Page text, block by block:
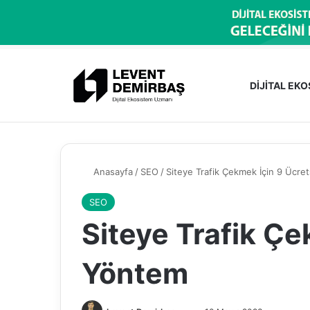
DİJİTAL
Anasayfa / SEO / Siteye Trafik Çekmek İçin 9
SEO
Siteye Trafik
Yöntem